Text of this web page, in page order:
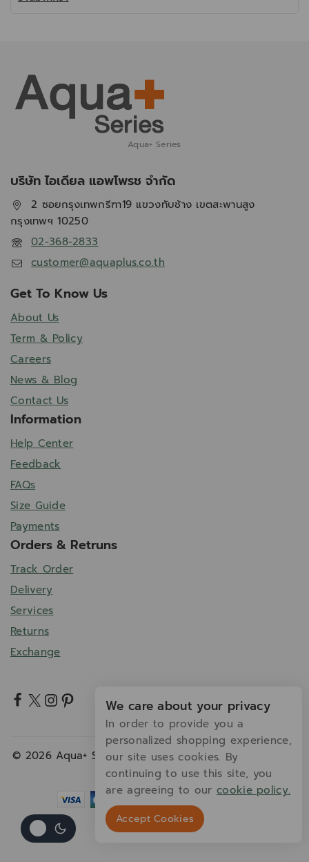
Aqua+ Series
บริษัท ไอเดียล แอพโพรช จำกัด
2 ซอยกรุงเทพกรีฑา19 แขวงทับช้าง เขตสะพานสูง
กรุงเทพฯ 10250
02-368-2833
customer@aquaplus.co.th
Get To Know Us
About Us
Term & Policy
Careers
News & Blog
Contact Us
Information
Help Center
Feedback
FAQs
Size Guide
Payments
Orders & Retruns
Track Order
Delivery
Services
Returns
Exchange
© 2026 Aqua+ Series Thailand - WordPress Theme by
Avanam
We care about your privacy
In order to provide you a
personalized shopping experience,
our site uses cookies. By
continuing to use this site, you
are agreeing to ourcookie policy.
Accept Cookies